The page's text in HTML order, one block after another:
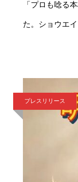
「プロも唸る
た。ショウエ
プレスリリース